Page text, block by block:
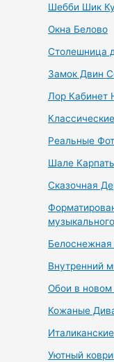
Шебби Шик
Окна Белово
Столешница
Замок Двин
Лор Кабинет
Реальные
Шале
Сказочная
Белоснежная
Внутренний
Обои в новом
Кожаные
Уютный